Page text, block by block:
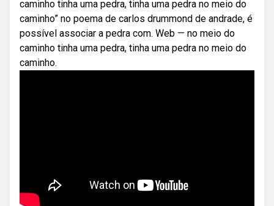
caminho tinha uma pedra, tinha uma pedra no meio do
caminho” no poema de carlos drummond de andrade, é
possível associar a pedra com. Web — no meio do
caminho tinha uma pedra, tinha uma pedra no meio do
caminho.